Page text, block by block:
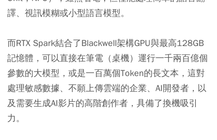
譯、視訊模糊或小型語言模型。
而RTX Spark結合了Blackwell架構GPU與最高128GB
記憶體，可以直接在筆電（桌機）運行一千兩百億個
參數的大模型，或是一百萬個Token的長文本，這對
處理敏感數據、不願上傳雲端的企業、AI開發者，以
及需要生成AI影片的高階創作者，具備了換機吸引
力。